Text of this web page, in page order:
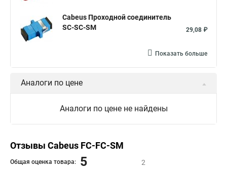
Cabeus Проходной соединитель
SC-SC-SM
29,08 ₽
Показать больше
Аналоги по цене
Аналоги по цене не найдены
Отзывы Cabeus FC-FC-SM
Общая оценка товара: 5 2